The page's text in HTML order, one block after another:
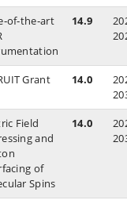
14.9
Grant 14.0
Field
and
of
Spins
14.0